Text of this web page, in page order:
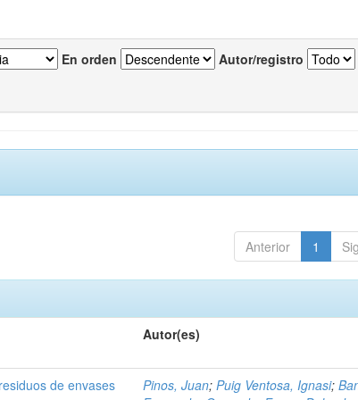
En orden Autor/registro
Anterior 1
Autor(es)
de envases
Pinos, Juan;Puig Ventosa, Ignasi;